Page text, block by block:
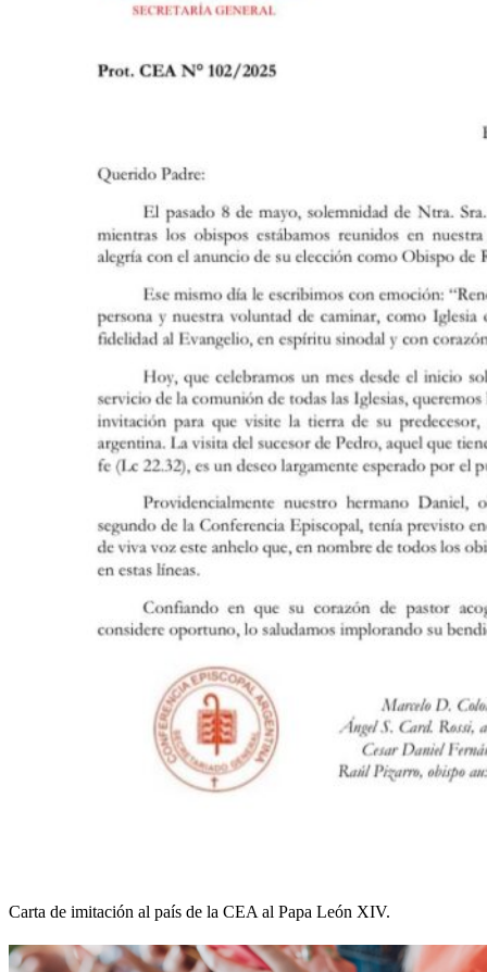
Carta de imitación al país de la CEA al Papa León XIV.